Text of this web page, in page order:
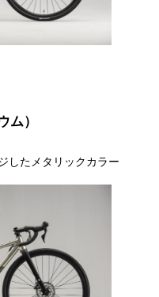
ム）
したメタリックカラー